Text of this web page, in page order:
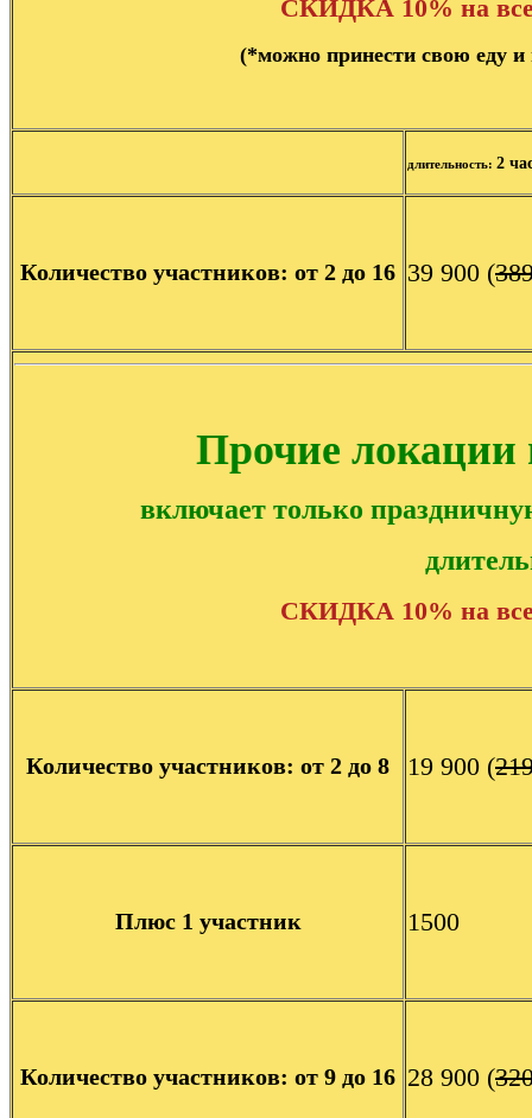
СКИДКА 10% на
(*можно принести свою еду и
длительность: 2
Количество участников: от 2 до 16 39 900 (
Прочие локации
включает только
СКИДКА 10% на
Количество участников: от 2 до 8 19 900 (
Плюс 1 участник 1500
Количество участников: от 9 до 16 28 900 (